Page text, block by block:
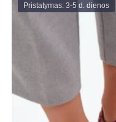
Pristatymas: 3-5 d. dienos